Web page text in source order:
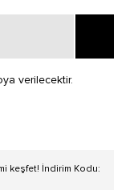
verilecektir.
keşfet! İndirim Kodu: